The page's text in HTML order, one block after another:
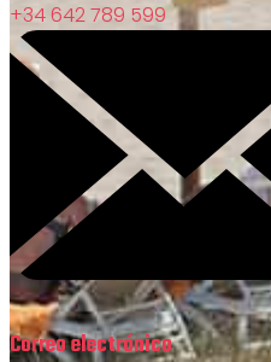
+34 642 789 599
Correo electrónico